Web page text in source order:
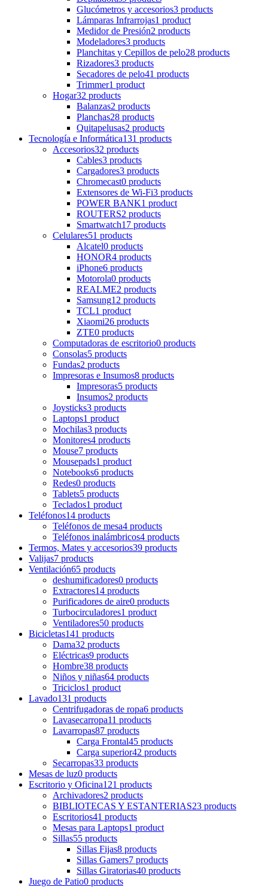
Glucómetros y accesorios3 products
Lámparas Infrarrojas1 product
Medidor de Presión2 products
Modeladores3 products
Planchitas y Cepillos de pelo28 products
Rizadores3 products
Secadores de pelo41 products
Trimmer1 product
Hogar32 products
Balanzas2 products
Planchas28 products
Quitapelusas2 products
Tecnología e Informática131 products
Accesorios32 products
Cables3 products
Cargadores3 products
Chromecast0 products
Extensores de Wi-Fi3 products
POWER BANK1 product
ROUTERS2 products
Smartwatch17 products
Celulares51 products
Alcatel0 products
HONOR4 products
iPhone6 products
Motorola0 products
REALME2 products
Samsung12 products
TCL1 product
Xiaomi26 products
ZTE0 products
Computadoras de escritorio0 products
Consolas5 products
Fundas2 products
Impresoras e Insumos8 products
Impresoras5 products
Insumos2 products
Joysticks3 products
Laptops1 product
Mochilas3 products
Monitores4 products
Mouse7 products
Mousepads1 product
Notebooks6 products
Redes0 products
Tablets5 products
Teclados1 product
Teléfonos14 products
Teléfonos de mesa4 products
Teléfonos inalámbricos4 products
Termos, Mates y accesorios39 products
Valijas7 products
Ventilación65 products
deshumificadores0 products
Extractores14 products
Purificadores de aire0 products
Turbocirculadores1 product
Ventiladores50 products
Bicicletas141 products
Dama32 products
Eléctricas9 products
Hombre38 products
Niños y niñas64 products
Triciclos1 product
Lavado131 products
Centrifugadoras de ropa6 products
Lavasecarropa11 products
Lavarropas87 products
Carga Frontal45 products
Carga superior42 products
Secarropas33 products
Mesas de luz0 products
Escritorio y Oficina121 products
Archivadores2 products
BIBLIOTECAS Y ESTANTERIAS23 products
Escritorios41 products
Mesas para Laptops1 product
Sillas55 products
Sillas Fijas8 products
Sillas Gamers7 products
Sillas Giratorias40 products
Juego de Patio0 products